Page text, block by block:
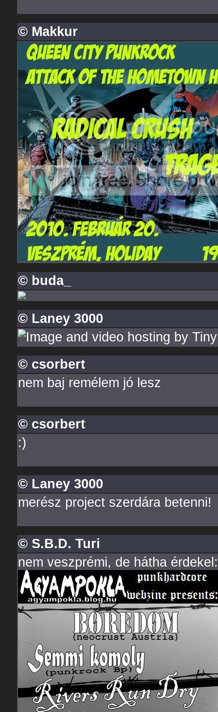
© Makkur
© buda_
© Laney 3000
© csorbert
nem baj remélem jó lesz
© csorbert
:)
© Laney 3000
merész project szerdára betenni!
© S.B.D. Turi
nem veszprémi, de hátha érdekel: